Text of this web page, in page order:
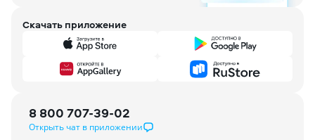
Скачать приложение
8 800 707-39-02
Открыть чат в приложении